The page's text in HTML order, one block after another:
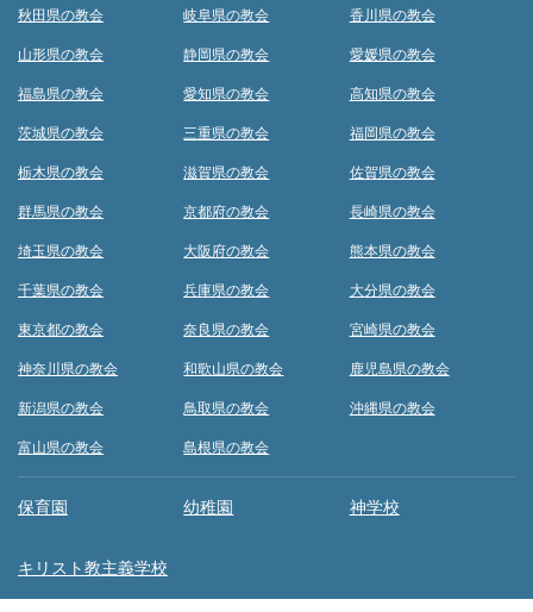
秋田県の教会
山形県の教会
福島県の教会
茨城県の教会
栃木県の教会
群馬県の教会
埼玉県の教会
千葉県の教会
東京都の教会
神奈川県の教会
新潟県の教会
富山県の教会
岐阜県の教会
静岡県の教会
愛知県の教会
三重県の教会
滋賀県の教会
京都府の教会
大阪府の教会
兵庫県の教会
奈良県の教会
和歌山県の教会
鳥取県の教会
島根県の教会
香川県の教会
愛媛県の教会
高知県の教会
福岡県の教会
佐賀県の教会
長崎県の教会
熊本県の教会
大分県の教会
宮崎県の教会
鹿児島県の教会
沖縄県の教会
保育園 幼稚園 神学校
キリスト教主義学校